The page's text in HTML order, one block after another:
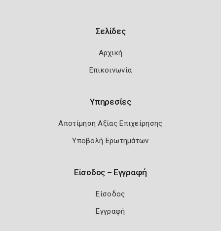
Σελίδες
Αρχική
Επικοινωνία
Υπηρεσίες
Αποτίμηση Αξίας Επιχείρησης
Υποβολή Ερωτημάτων
Είσοδος – Εγγραφή
Είσοδος
Εγγραφή